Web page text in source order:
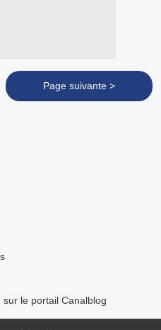
Page suivante >
le portail Canalblog